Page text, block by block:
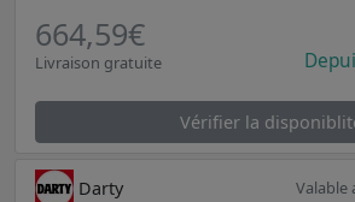
664,59€
Livraison gratuite
Vérifier la
Darty Valable